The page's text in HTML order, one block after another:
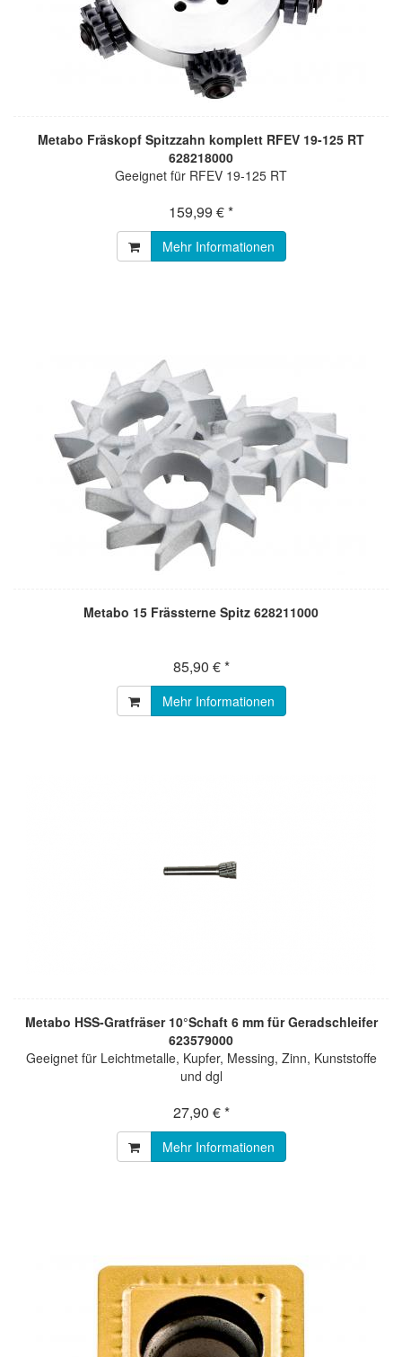
Metabo Fräskopf Spitzzahn komplett RFEV 19-125 RT
628218000
Geeignet für RFEV 19-125 RT
159,99 € *
Mehr Informationen
Metabo 15 Frässterne Spitz 628211000
85,90 € *
Mehr Informationen
Metabo HSS-Gratfräser 10°Schaft 6 mm für Geradschleifer
623579000
Geeignet für Leichtmetalle, Kupfer, Messing, Zinn, Kunststoffe
und dgl
27,90 € *
Mehr Informationen